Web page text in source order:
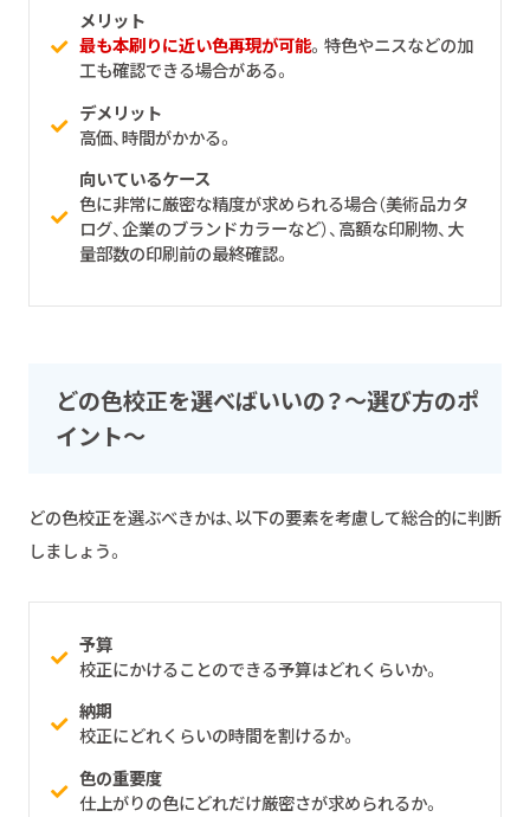
メリット
最も本刷りに近い色再現が可能。特色やニスなどの加
工も確認できる場合がある。
デメリット
高価、時間がかかる。
向いているケース
色に非常に厳密な精度が求められる場合（美術品カタ
ログ、企業のブランドカラーなど）、高額な印刷物、大
量部数の印刷前の最終確認。
どの色校正を選べばいいの？～選び方のポ
イント～
どの色校正を選ぶべきかは、以下の要素を考慮して総合的に判断
しましょう。
予算
校正にかけることのできる予算はどれくらいか。
納期
校正にどれくらいの時間を割けるか。
色の重要度
仕上がりの色にどれだけ厳密さが求められるか。